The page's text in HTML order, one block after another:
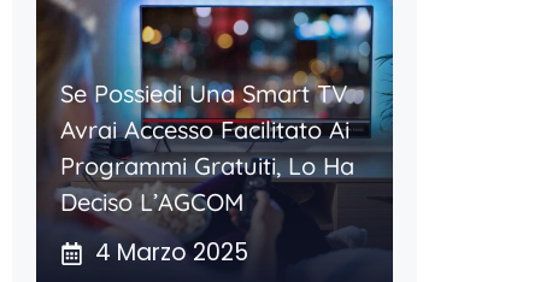
Se Possiedi Una Smart TV
Avrai Accesso Facilitato Ai
Programmi Gratuiti, Lo Ha
Deciso L’AGCOM
4 Marzo 2025